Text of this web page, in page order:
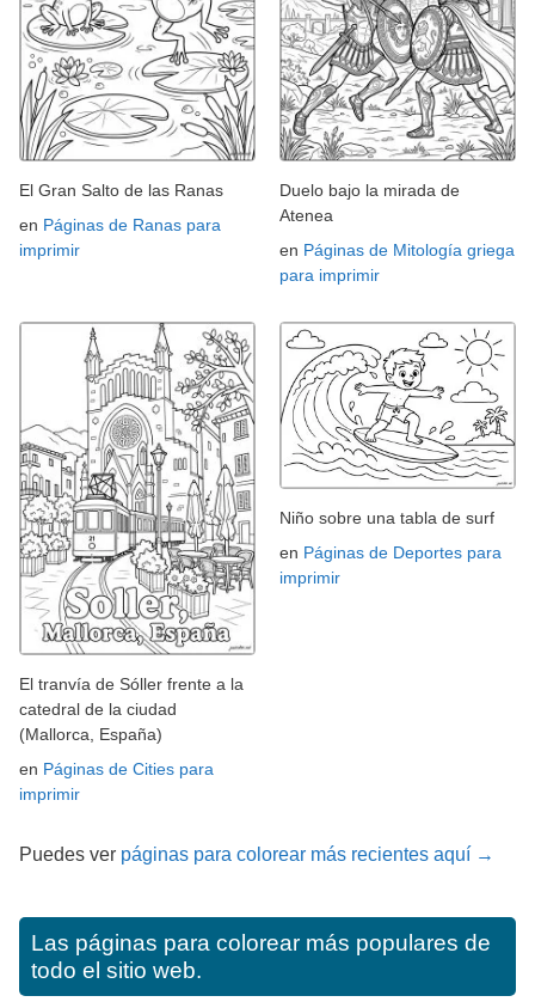
El Gran Salto de las Ranas
en Páginas de Ranas para
imprimir
Duelo bajo la mirada de
Atenea
en Páginas de Mitología griega
para imprimir
El tranvía de Sóller frente a la
catedral de la ciudad
(Mallorca, España)
en Páginas de Cities para
imprimir
Niño sobre una tabla de surf
en Páginas de Deportes para
imprimir
Puedes ver páginas para colorear más recientes aquí →
Las páginas para colorear más populares de
todo el sitio web.